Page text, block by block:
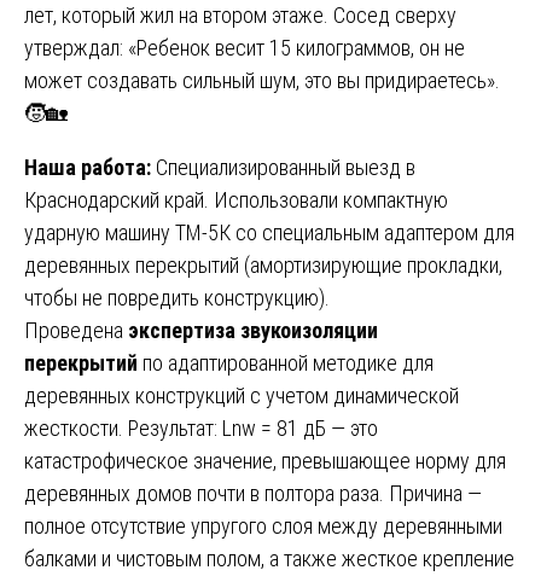
лет, который жил на втором этаже. Сосед сверху
утверждал: «Ребенок весит 15 килограммов, он не
может создавать сильный шум, это вы придираетесь».
🧒🏡
Наша работа: Специализированный выезд в
Краснодарский край. Использовали компактную
ударную машину ТМ-5К со специальным адаптером для
деревянных перекрытий (амортизирующие прокладки,
чтобы не повредить конструкцию).
Проведена экспертиза звукоизоляции
перекрытий по адаптированной методике для
деревянных конструкций с учетом динамической
жесткости. Результат: Lnw = 81 дБ — это
катастрофическое значение, превышающее норму для
деревянных домов почти в полтора раза. Причина —
полное отсутствие упругого слоя между деревянными
балками и чистовым полом, а также жесткое крепление